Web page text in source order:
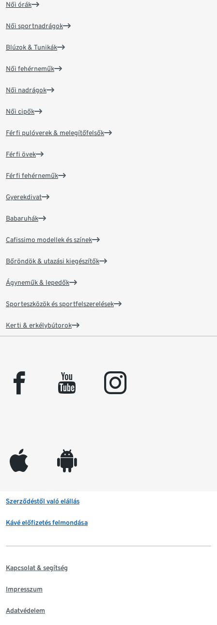
Női órák
Női sportnadrágok
Blúzok & Tunikák
Női fehérneműk
Női nadrágok
Női cipők
Férfi pulóverek & melegítőfelsők
Férfi övek
Férfi fehérneműk
Gyerekdivat
Babaruhák
Cafissimo modellek és színek
Bőröndök & utazási kiegészítők
Ágyneműk & lepedők
Sporteszközök és sportfelszerelések
Kerti & erkélybútorok
facebook youtube instagram
appleinc android
Szerződéstől való elállás
Kávé előfizetés felmondása
Kapcsolat & segítség
Impresszum
Adatvédelem